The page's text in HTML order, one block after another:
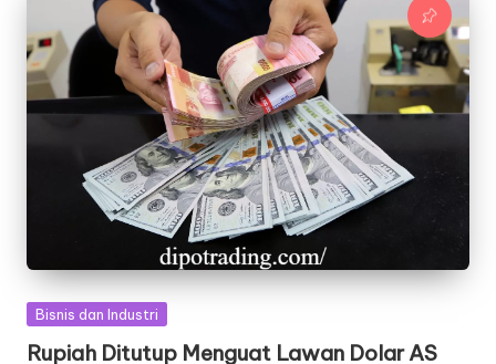
Posted
Bisnis dan Industri
Rupiah Ditutup Menguat Lawan Dolar AS